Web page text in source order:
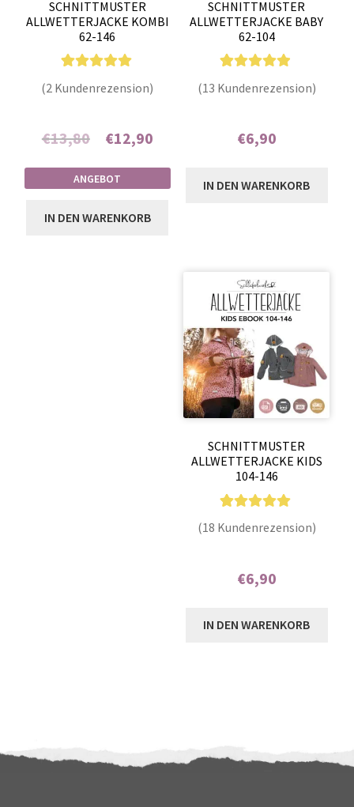
SCHNITTMUSTER
ALLWETTERJACKE KOMBI
62-146
Kundenbewer
(2 Kundenrezension)
€13,80
Ursprünglicher
Preis
war:
€13,80
€12,90Aktueller
Preis
ist:
ANGEBOT
IN DEN WARENKORB
SCHNITTMUSTER
ALLWETTERJACKE BABY
62-104
Kundenbewe
(13 Kundenrezension)
€6,90
IN DEN WARENKORB
SCHNITTMUSTER
ALLWETTERJACKE KIDS
104-146
Kundenbewer
(18 Kundenrezension)
€6,90
IN DEN WARENKORB